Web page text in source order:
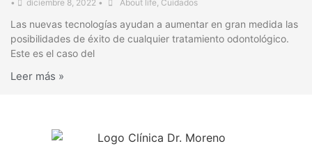
• diciembre 8, 2022 • About life, Cuidados
Las nuevas tecnologías ayudan a aumentar en gran medida las
posibilidades de éxito de cualquier tratamiento odontológico.
Este es el caso del
Leer más »